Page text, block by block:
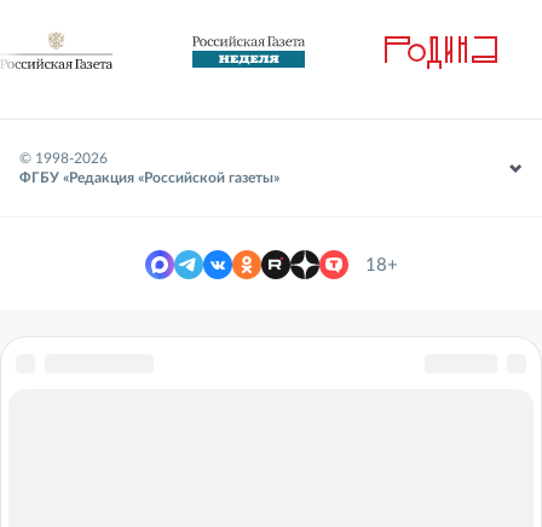
© 1998-2026
ФГБУ «Редакция «Российской газеты»
18+